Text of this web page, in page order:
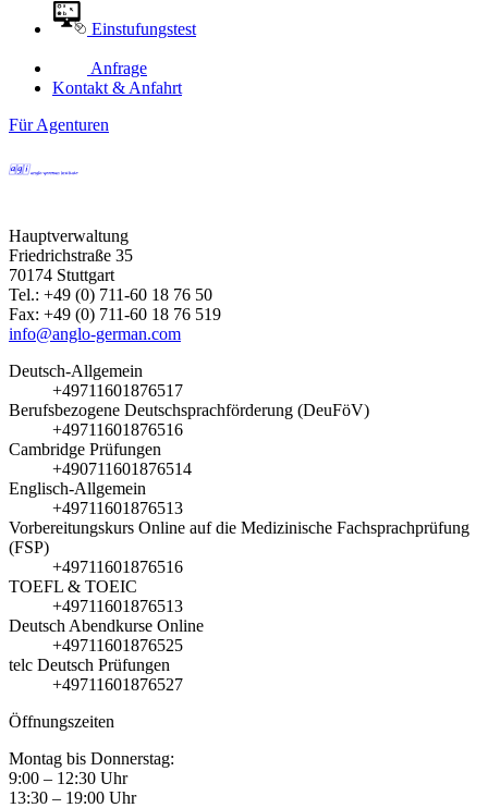
Einstufungstest
Anfrage
Kontakt & Anfahrt
Für Agenturen
Hauptverwaltung
Friedrichstraße 35
70174 Stuttgart
Tel.: +49 (0) 711-60 18 76 50
Fax: +49 (0) 711-60 18 76 519
info@anglo-german.com
Deutsch-Allgemein
+49711601876517
Berufsbezogene Deutschsprachförderung (DeuFöV)
+49711601876516
Cambridge Prüfungen
+490711601876514
Englisch-Allgemein
+49711601876513
Vorbereitungskurs Online auf die Medizinische Fachsprachprüfung
(FSP)
+49711601876516
TOEFL & TOEIC
+49711601876513
Deutsch Abendkurse Online
+49711601876525
telc Deutsch Prüfungen
+49711601876527
Öffnungszeiten
Montag bis Donnerstag:
9:00 – 12:30 Uhr
13:30 – 19:00 Uhr